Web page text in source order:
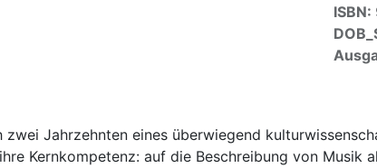
ISBN:
Jahrzehnten eines überwiegend
Kernkompetenz: auf die Beschreibung von Musik